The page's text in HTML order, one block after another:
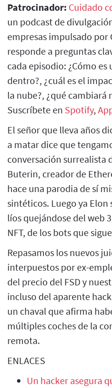
Patrocinador: Cuidado
un podcast de
empresas impulsado
responde a preguntas
cada episodio: ¿Cómo
dentro?, ¿cuál es el
la nube?, ¿qué cambiará
Suscríbete en Spotify,
El señor que lleva años
a matar dice que
conversación surrealista
Buterin, creador de
hace una parodia de sí
sintéticos. Luego ya
líos quejándose del web
NFT, de los bots que
Repasamos los nuevos
interpuestos por ex-
del precio del FSD y
incluso del aparente
un chaval que afirma
múltiples coches de la
remota.
ENLACES
Un hacker asegura